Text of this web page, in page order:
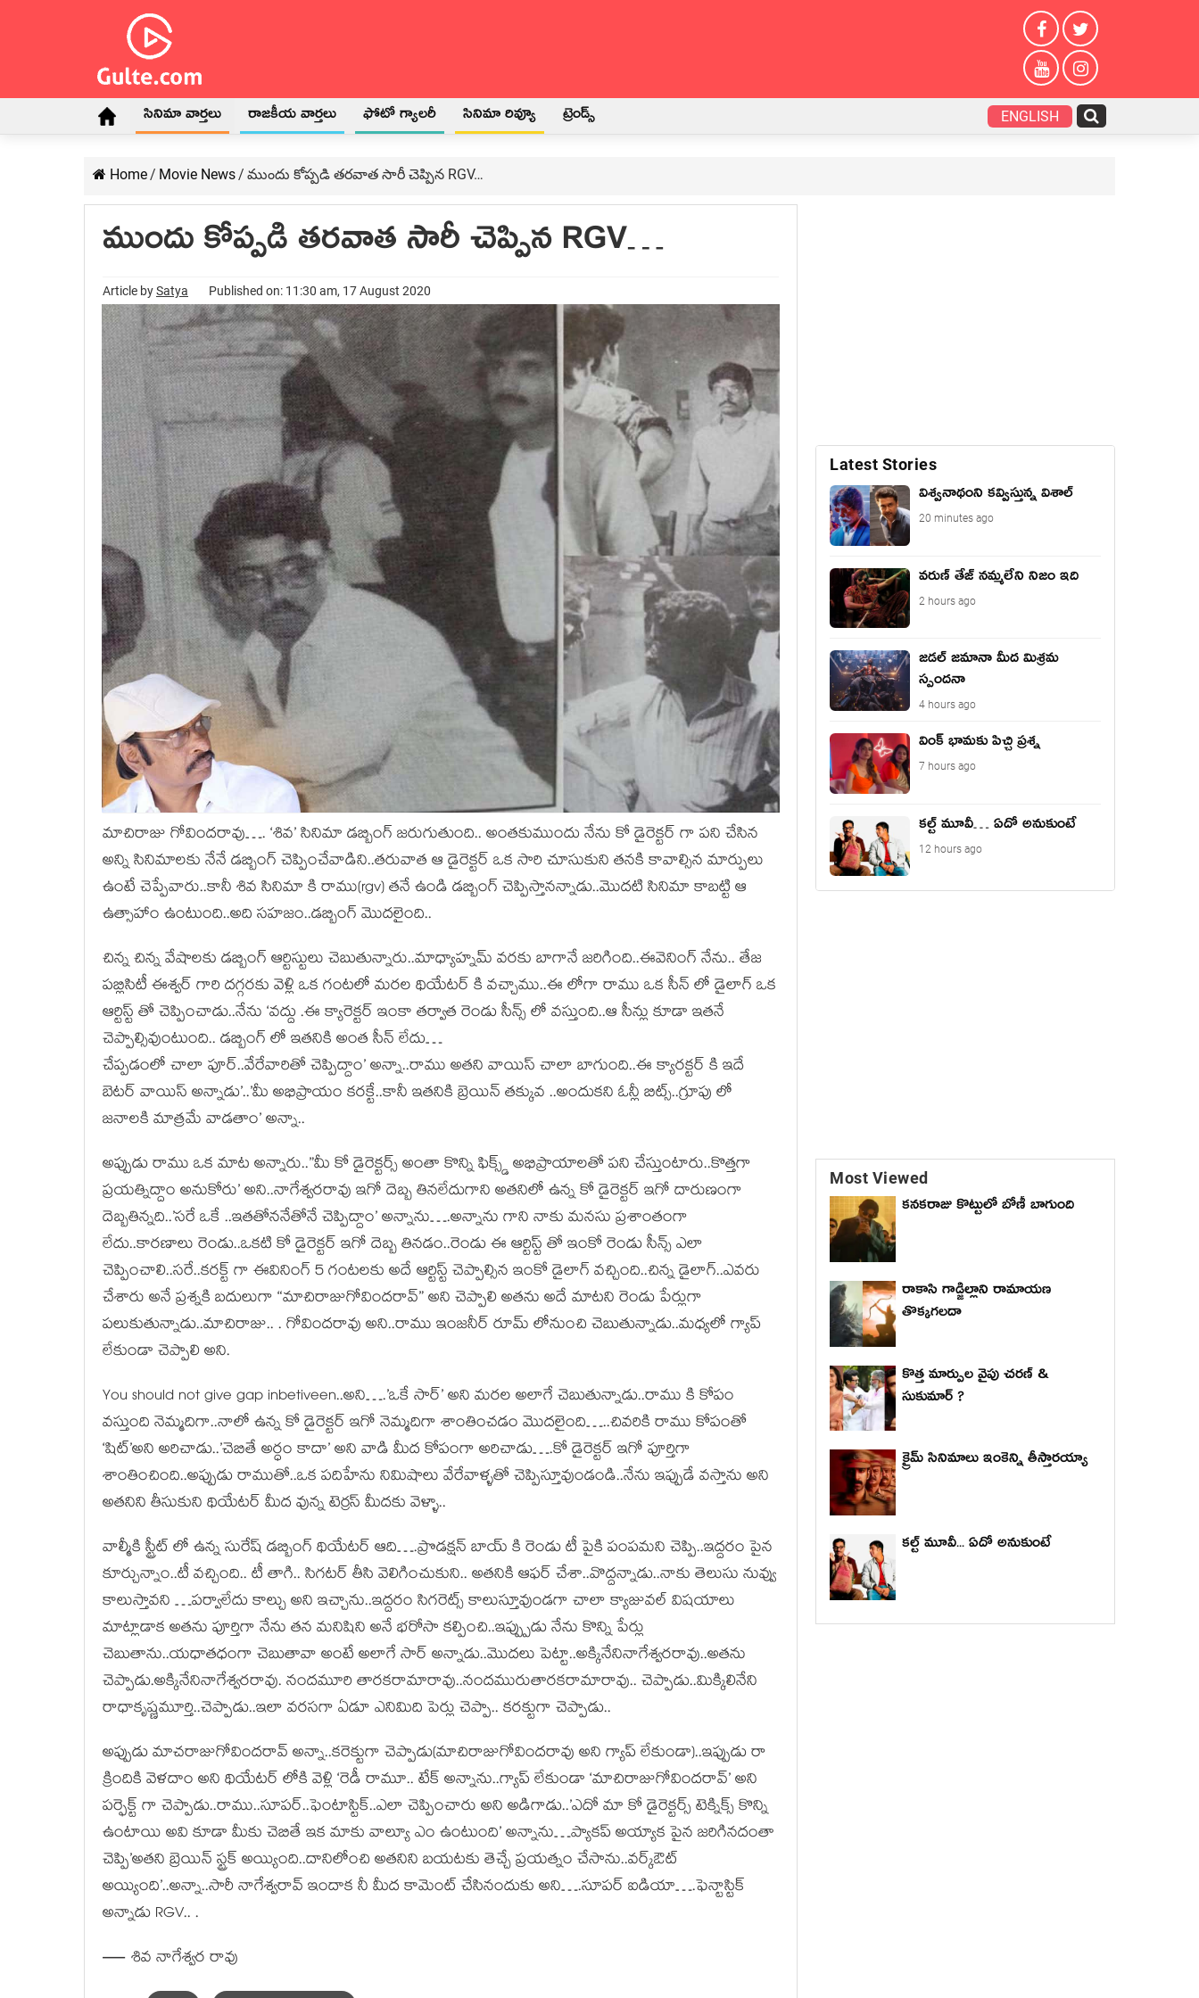
సినిమా వార్తలు రాజకీయ వార్తలు ఫోటో గ్యాలరీ సినిమా రివ్యూ ట్రెండ్స్ ENGLISH
Home/ Movie News/ ముందు కోప్పడి తరవాత సారీ చెప్పిన RGV…
ముందు కోప్పడి తరవాత సారీ చెప్పిన RGV…
Article bySatya Published on: 11:30 am, 17 August 2020
మాచిరాజు గోవిందరావు…. ‘శివ’ సినిమా డబ్బింగ్ జరుగుతుంది.. అంతకుముందు నేను కో డైరెక్టర్ గా పని చేసిన
అన్ని సినిమాలకు నేనే డబ్బింగ్ చెప్పించేవాడిని..తరువాత ఆ డైరెక్టర్ ఒక సారి చూసుకుని తనకి కావాల్సిన మార్పులు
ఉంటే చెప్పేవారు..కానీ శివ సినిమా కి రాము(rgv) తనే ఉండి డబ్బింగ్ చెప్పిస్తానన్నాడు..మొదటి సినిమా కాబట్టి ఆ
ఉత్సాహాం ఉంటుంది..అది సహజం..డబ్బింగ్ మొదలైంది..
చిన్న చిన్న వేషాలకు డబ్బింగ్ ఆర్టిస్టులు చెబుతున్నారు..మాధ్యాహ్నమ్ వరకు బాగానే జరిగింది..ఈవెనింగ్ నేను.. తేజ
పబ్లిసిటీ ఈశ్వర్ గారి దగ్గరకు వెళ్లి ఒక గంటలో మరల థియేటర్ కి వచ్చాము..ఈ లోగా రాము ఒక సీన్ లో డైలాగ్ ఒక
ఆర్టిస్ట్ తో చెప్పించాడు..నేను ‘వద్దు .ఈ క్యారెక్టర్ ఇంకా తర్వాత రెండు సీన్స్ లో వస్తుంది..ఆ సీన్లు కూడా ఇతనే
చెప్పాల్సివుంటుంది.. డబ్బింగ్ లో ఇతనికి అంత సీన్ లేదు…
చేప్పడంలో చాలా పూర్..వేరేవారితో చెప్పిద్దాం’ అన్నా..రాము అతని వాయిస్ చాలా బాగుంది..ఈ క్యారక్టర్ కి ఇదే
బెటర్ వాయిస్ అన్నాడు’..’మీ అభిప్రాయం కరక్టే..కానీ ఇతనికి బ్రెయిన్ తక్కువ ..అందుకని ఓన్లీ బిట్స్..గ్రూపు లో
జనాలకి మాత్రమే వాడతాం’ అన్నా..
అప్పుడు రాము ఒక మాట అన్నారు..”మీ కో డైరెక్టర్స్ అంతా కొన్ని ఫిక్స్డ్ అభిప్రాయాలతో పని చేస్తుంటారు..కొత్తగా
ప్రయత్నిద్దాం అనుకోరు’ అని..నాగేశ్వరరావు ఇగో దెబ్బ తినలేదుగాని అతనిలో ఉన్న కో డైరెక్టర్ ఇగో దారుణంగా
దెబ్బతిన్నది..’సరే ఒకే ..ఇతతోననేతోనే చెప్పిద్దాం’ అన్నాను….అన్నాను గాని నాకు మనసు ప్రశాంతంగా
లేదు..కారణాలు రెండు..ఒకటి కో డైరెక్టర్ ఇగో దెబ్బ తినడం..రెండు ఈ ఆర్టిస్ట్ తో ఇంకో రెండు సీన్స్ ఎలా
చెప్పించాలి..సరే..కరక్ట్ గా ఈవినింగ్ 5 గంటలకు అదే ఆర్టిస్ట్ చెప్పాల్సిన ఇంకో డైలాగ్ వచ్చింది..చిన్న డైలాగ్..ఎవరు
చేశారు అనే ప్రశ్నకి బదులుగా “మాచిరాజుగోవిందరావ్” అని చెప్పాలి అతను అదే మాటని రెండు పేర్లుగా
పలుకుతున్నాడు..మాచిరాజు.. . గోవిందరావు అని..రాము ఇంజనీర్ రూమ్ లోనుంచి చెబుతున్నాడు..మధ్యలో గ్యాప్
లేకుండా చెప్పాలి అని.
You should not give gap inbetiveen..అని….’ఒకే సార్’ అని మరల అలాగే చెబుతున్నాడు..రాము కి కోపం
వస్తుంది నెమ్మదిగా..నాలో ఉన్న కో డైరెక్టర్ ఇగో నెమ్మదిగా శాంతించడం మొదలైంది…..చివరికి రాము కోపంతో
‘షిట్’అని అరిచాడు..’చెబితే అర్ధం కాదా’ అని వాడి మీద కోపంగా అరిచాడు….కో డైరెక్టర్ ఇగో పూర్తిగా
శాంతించింది..అప్పుడు రాముతో..ఒక పదిహేను నిమిషాలు వేరేవాళ్ళతో చెప్పిస్తూవుండండి..నేను ఇప్పుడే వస్తాను అని
అతనిని తీసుకుని థియేటర్ మీద వున్న టెర్రస్ మీదకు వెళ్ళా..
వాల్మీకి స్ట్రీట్ లో ఉన్న సురేష్ డబ్బింగ్ థియేటర్ ఆది….ప్రొడక్షన్ బాయ్ కి రెండు టీ పైకి పంపమని చెప్పి..ఇద్దరం పైన
కూర్చున్నాం..టీ వచ్చింది.. టీ తాగి.. సిగటర్ తీసి వెలిగించుకుని.. అతనికి ఆఫర్ చేశా..వొద్దన్నాడు..నాకు తెలుసు నువ్వు
కాలుస్తావని …పర్వాలేదు కాల్చు అని ఇచ్చాను..ఇద్దరం సిగరెట్స్ కాలుస్తూవుండగా చాలా క్యాజువల్ విషయాలు
మాట్లాడాక అతను పూర్తిగా నేను తన మనిషిని అనే భరోసా కల్పించి..ఇప్ప్పుడు నేను కొన్ని పేర్లు
చెబుతాను..యధాతధంగా చెబుతావా అంటే అలాగే సార్ అన్నాడు..మొదలు పెట్టా..అక్కినేనినాగేశ్వరరావు..అతను
చెప్పాడు.అక్కినేనినాగేశ్వరరావు. నందమూరి తారకరామారావు..నందమురుతారకరామారావు.. చెప్పాడు..మిక్కిలినేని
రాధాకృష్ణమూర్తి..చెప్పాడు..ఇలా వరసగా ఏడూ ఎనిమిది పెర్లు చెప్పా.. కరక్టుగా చెప్పాడు..
అప్పుడు మాచరాజుగోవిందరావ్ అన్నా..కరెక్టుగా చెప్పాడు(మాచిరాజుగోవిందరావు అని గ్యాప్ లేకుండా)..ఇప్పుడు రా
క్రిందికి వెళదాం అని థియేటర్ లోకి వెళ్లి ‘రెడీ రామూ.. టేక్ అన్నాను..గ్యాప్ లేకుండా ‘మాచిరాజుగోవిందరావ్’ అని
పర్ఫెక్ట్ గా చెప్పాడు..రాము..సూపర్..ఫెంటాస్టిక్..ఎలా చెప్పించారు అని అడిగాడు..’ఎదో మా కో డైరెక్టర్స్ టెక్నిక్స్ కొన్ని
ఉంటాయి అవి కూడా మీకు చెబితే ఇక మాకు వాల్యూ ఎం ఉంటుంది’ అన్నాను…ప్యాకప్ అయ్యాక పైన జరిగినదంతా
చెప్పి’అతని బ్రెయిన్ స్ట్రక్ అయ్యింది..దానిలోంచి అతనిని బయటకు తెచ్చే ప్రయత్నం చేసాను..వర్క్ఔట్
అయ్యింది’..అన్నా..సారీ నాగేశ్వరావ్ ఇందాక నీ మీద కామెంట్ చేసినందుకు అని….సూపర్ ఐడియా….ఫెన్టాస్టిక్
అన్నాడు RGV.. .
— శివ నాగేశ్వర రావు
Latest Stories
విశ్వనాథంని కవ్విస్తున్న విశాల్
20 minutes ago
వరుణ్ తేజ్ నమ్మలేని నిజం ఇది
2 hours ago
జడల్ జమానా మీద మిశ్రమ
స్పందనా
4 hours ago
వింక్ భామకు పిచ్చి ప్రశ్న
7 hours ago
కల్ట్ మూవీ… ఏదో అనుకుంటే
12 hours ago
Most Viewed
కనకరాజు కొట్టులో బోణీ బాగుంది
రాకాసి గాడ్జిల్లాని రామాయణ
తొక్కగలదా
కొత్త మార్పుల వైపు చరణ్ &
సుకుమార్ ?
క్రైమ్ సినిమాలు ఇంకెన్ని తీస్తారయ్యా
కల్ట్ మూవీ... ఏదో అనుకుంటే